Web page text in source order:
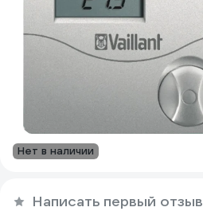
Нет в наличии
Написать первый отзыв